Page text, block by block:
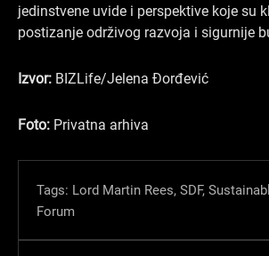
jedinstvene uvide i perspektive koje su
postizanje održivog razvoja i sigurnije
Izvor: BIZLife/Jelena Đorđević
Foto: Privatna arhiva
Tags: Lord Martin Rees, SDF,
Forum